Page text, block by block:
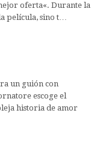
oferta«. Durante la
película, sino t…
un guión con
escoge el
historia de amor